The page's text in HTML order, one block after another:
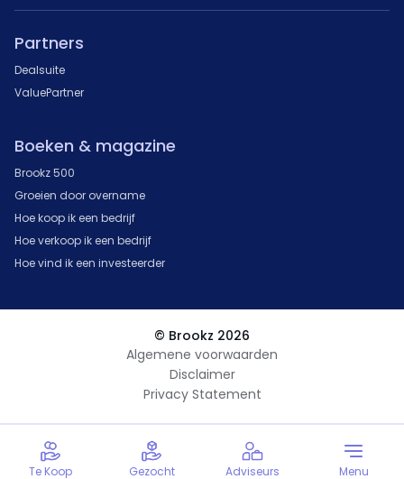
Te Koop Gezocht Adviseurs Menu
Partners
Dealsuite
ValuePartner
Boeken & magazine
Brookz 500
Groeien door overname
Hoe koop ik een bedrijf
Hoe verkoop ik een bedrijf
Hoe vind ik een investeerder
© Brookz 2026
Algemene voorwaarden
Disclaimer
Privacy Statement